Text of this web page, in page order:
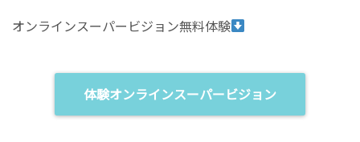
オンラインスーパービジョン無料体験
体験オンラインスーパービジョン